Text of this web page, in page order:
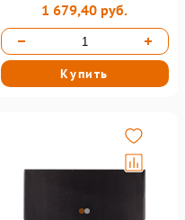
1 679,40 руб.
Купить